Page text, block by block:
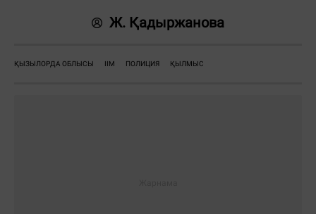
Ж. Қадыржанова
ҚЫЗЫЛОРДА ОБЛЫСЫ ІІМ ПОЛИЦИЯ ҚЫЛМЫС